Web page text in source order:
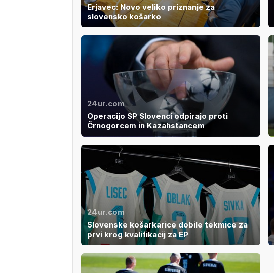
Erjavec: Novo veliko priznanje za
slovensko košarko
24ur.com
Operacijo SP Slovenci odpirajo proti
Črnogorcem in Kazahstancem
24ur.com
Slovenske košarkarice dobile tekmice za
prvi krog kvalifikacij za EP